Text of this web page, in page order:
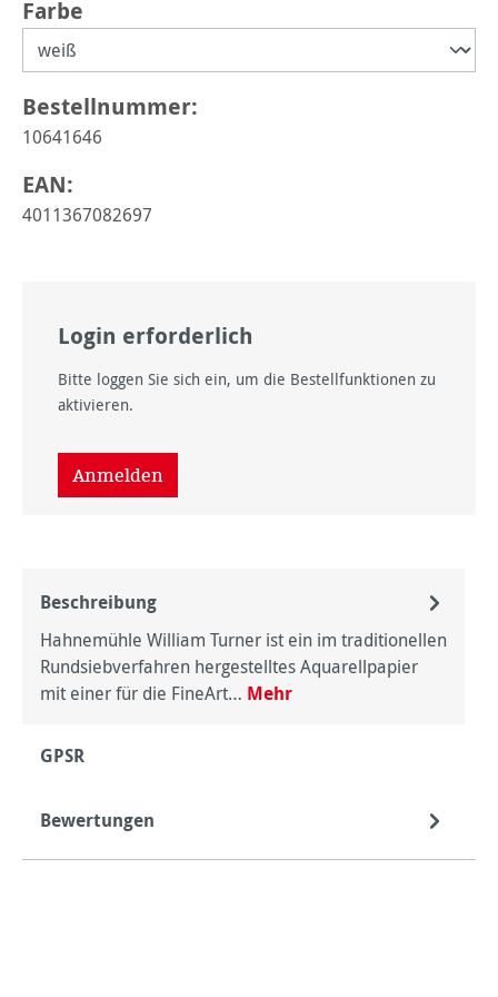
Farbe
Bestellnummer:
10641646
EAN:
4011367082697
Login erforderlich
Bitte loggen Sie sich ein, um die Bestellfunktionen zu
aktivieren.
Anmelden
Beschreibung
Hahnemühle William Turner ist ein im traditionellen
Rundsiebverfahren hergestelltes Aquarellpapier
mit einer für die FineArt… Mehr
GPSR
Bewertungen